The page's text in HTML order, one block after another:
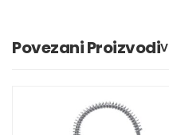
Povezani Proizvodi